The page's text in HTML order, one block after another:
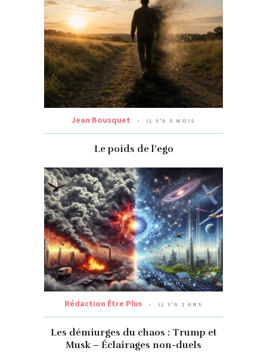
Jean Bousquet IL Y'A 5 MOIS
Le poids de l’ego
Rédaction Être Plus IL Y'A 2 ANS
Les démiurges du chaos : Trump et
Musk – Éclairages non-duels